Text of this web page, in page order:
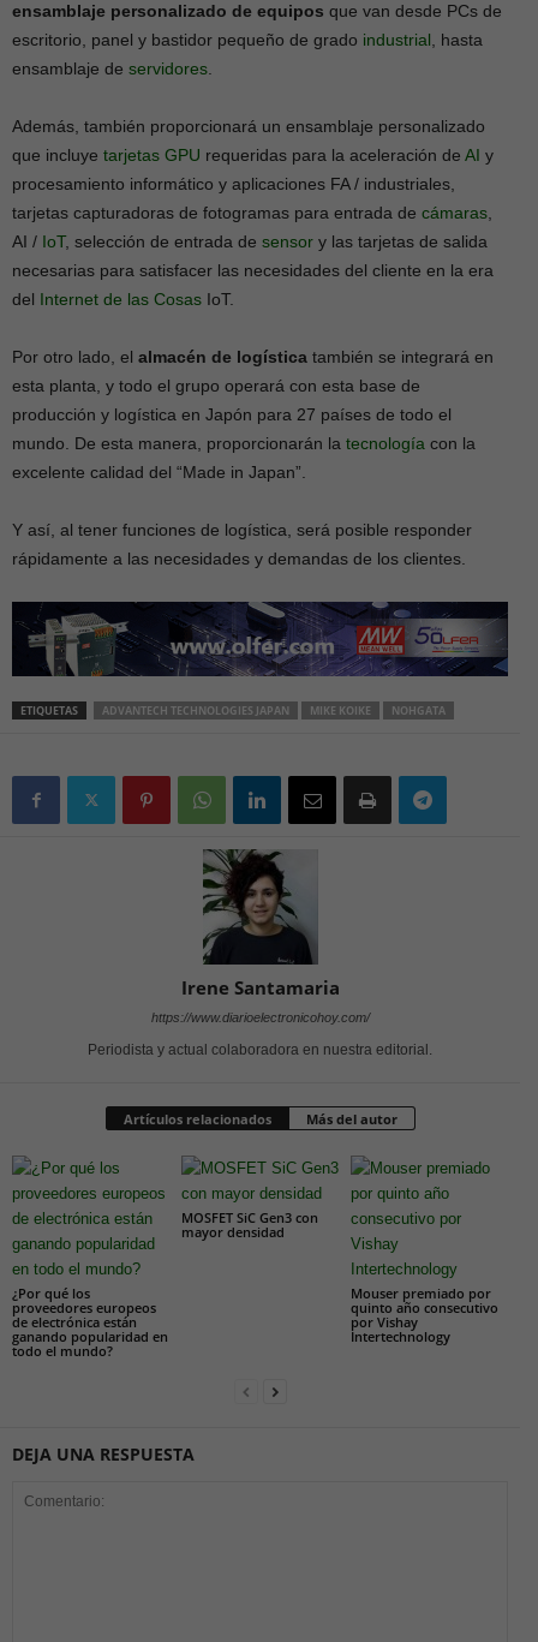
ensamblaje personalizado de equipos que van desde PCs de
escritorio, panel y bastidor pequeño de grado industrial , hasta
ensamblaje de servidores
Además, también proporcionará un ensamblaje personalizado
que incluye tarjetas GPU requeridas para la aceleración de AI y
procesamiento informático y aplicaciones FA / industriales,
tarjetas capturadoras de fotogramas para entrada de cámaras
AI / IoT, selección de entrada de sensor y las tarjetas de salida
necesarias para satisfacer las necesidades del cliente en la era
del Internet de las Cosas IoT.
Por otro lado, el almacén de logística también se integrará en
esta planta, y todo el grupo operará con esta base de
producción y logística en Japón para 27 países de todo el
mundo. De esta manera, proporcionarán la tecnología con la
excelente calidad del “Made in Japan”.
Y así, al tener funciones de logística, será posible responder
rápidamente a las necesidades y demandas de los clientes.
ETIQUETAS ADVANTECH TECHNOLOGIES JAPAN MIKE KOIKE NOHGATA
Irene Santamaria
https://www.diarioelectronicohoy.com/
Periodista y actual colaboradora en nuestra editorial.
Artículos relacionados Más del autor
¿Por qué los
proveedores europeos
de electrónica están
ganando popularidad en
todo el mundo?
MOSFET SiC Gen3 con
mayor densidad
Mouser premiado por
quinto año consecutivo
por Vishay
Intertechnology
DEJA UNA RESPUESTA